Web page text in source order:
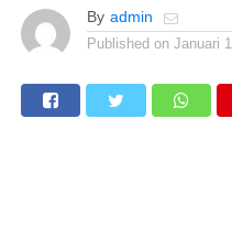
By admin
Published on Januari